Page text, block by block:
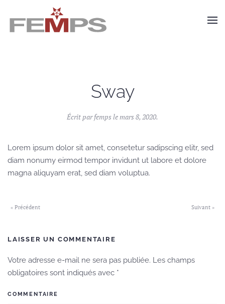
Skip to main content
Sway
Écrit parfempslemars 8, 2020.
Lorem ipsum dolor sit amet, consetetur sadipscing elitr, sed
diam nonumy eirmod tempor invidunt ut labore et dolore
magna aliquyam erat, sed diam voluptua.
« Précédent Suivant »
LAISSER UN COMMENTAIRE
Votre adresse e-mail ne sera pas publiée. Les champs
obligatoires sont indiqués avec *
COMMENTAIRE